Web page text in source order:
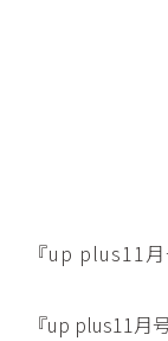
『up plus11
『up plus11月